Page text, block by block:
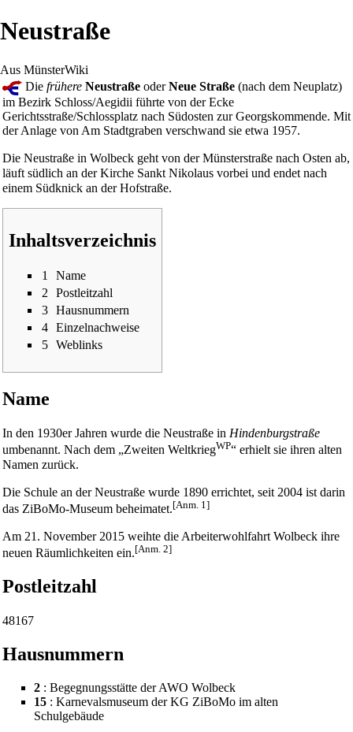
Neustraße
Aus MünsterWiki
Die frühere Neustraße oderNeue Straße (nach dem Neuplatz)
im Bezirk Schloss/Aegidii führte von der Ecke
Gerichtsstraße/Schlossplatz nach Südosten zurGeorgskommende. Mit
der Anlage von Am Stadtgraben verschwand sie etwa 1957.
Die Neustraße in Wolbeck geht von derMünsterstraße nach Osten ab,
läuft südlich an der Kirche Sankt Nikolaus vorbei und endet nach
einem Südknick an derHofstraße.
Inhaltsverzeichnis
1
Name
2
Postleitzahl
3 Hausnummern
4 Einzelnachweise
5 Weblinks
Name
In den 1930er Jahren wurde die Neustraße in Hindenburgstraße
umbenannt. Nach dem „Zweiten WeltkriegWP“ erhielt sie ihren alten
Namen zurück.
Die Schule an der Neustraße wurde 1890 errichtet, seit 2004 ist darin
das ZiBoMo-Museum beheimatet.[Anm. 1]
Am 21. November 2015 weihte die Arbeiterwohlfahrt Wolbeck ihre
neuen Räumlichkeiten ein.[Anm. 2]
Postleitzahl
48167
Hausnummern
2 : Begegnungsstätte der AWO Wolbeck
15 : Karnevalsmuseum der KG ZiBoMo im alten
Schulgebäude